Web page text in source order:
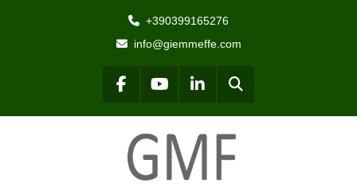
+390399165276
info@giemmeffe.com
facebookyoutubelinkedinCerca